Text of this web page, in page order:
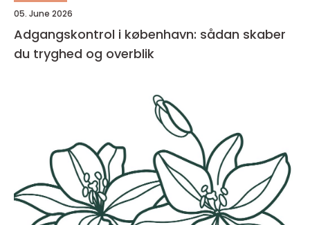
05. June 2026
Adgangskontrol i københavn: sådan skaber
du tryghed og overblik